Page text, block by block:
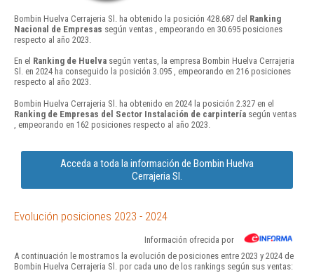
Bombin Huelva Cerrajeria Sl. ha obtenido la posición 428.687 del Ranking
Nacional de Empresas según ventas , empeorando en 30.695 posiciones
respecto al año 2023.
En el Ranking de Huelva según ventas, la empresa Bombin Huelva Cerrajeria
Sl. en 2024 ha conseguido la posición 3.095 , empeorando en 216 posiciones
respecto al año 2023.
Bombin Huelva Cerrajeria Sl. ha obtenido en 2024 la posición 2.327 en el
Ranking de Empresas del Sector Instalación de carpintería según ventas
, empeorando en 162 posiciones respecto al año 2023.
Acceda a toda la información de Bombin Huelva
Cerrajeria Sl.
Evolución posiciones 2023 - 2024
Información ofrecida por
A continuación le mostramos la evolución de posiciones entre 2023 y 2024 de
Bombin Huelva Cerrajeria Sl. por cada uno de los rankings según sus ventas: